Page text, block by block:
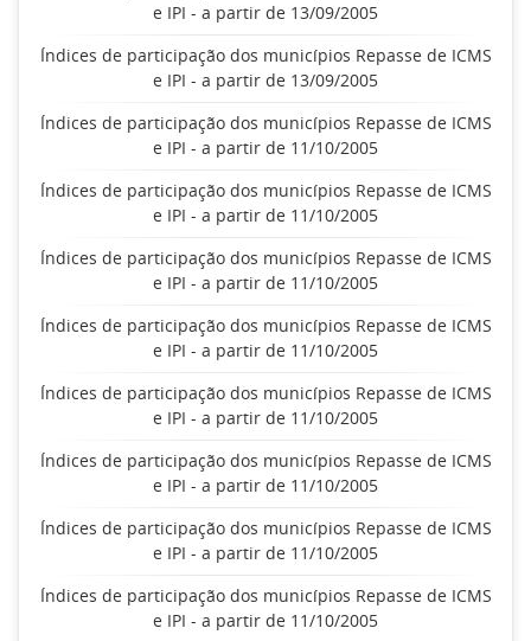
e IPI - a partir de 13/09/2005
Índices de participação dos municípios Repasse de ICMS
e IPI - a partir de 13/09/2005
Índices de participação dos municípios Repasse de ICMS
e IPI - a partir de 11/10/2005
Índices de participação dos municípios Repasse de ICMS
e IPI - a partir de 11/10/2005
Índices de participação dos municípios Repasse de ICMS
e IPI - a partir de 11/10/2005
Índices de participação dos municípios Repasse de ICMS
e IPI - a partir de 11/10/2005
Índices de participação dos municípios Repasse de ICMS
e IPI - a partir de 11/10/2005
Índices de participação dos municípios Repasse de ICMS
e IPI - a partir de 11/10/2005
Índices de participação dos municípios Repasse de ICMS
e IPI - a partir de 11/10/2005
Índices de participação dos municípios Repasse de ICMS
e IPI - a partir de 11/10/2005